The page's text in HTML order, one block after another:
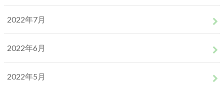
2022年7月
2022年6月
2022年5月